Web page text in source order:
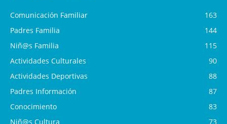
Comunicación Familiar
163
Padres Familia
144
Niñ@s Familia
115
Actividades Culturales
90
Actividades Deportivas
88
Padres Información
87
Conocimiento
83
Niñ@s Cultura
73